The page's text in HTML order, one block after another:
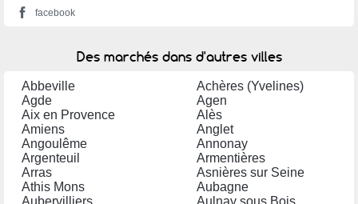
facebook
Des marchés dans d'autres villes
Abbeville
Achères (Yvelines)
Agde
Agen
Aix en Provence
Alès
Amiens
Anglet
Angoulême
Annonay
Argenteuil
Armentières
Arras
Asnières sur Seine
Athis Mons
Aubagne
Aubervilliers
Aulnay sous Bois